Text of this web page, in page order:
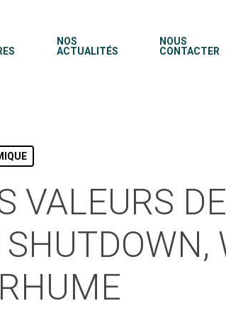
NOS
ACTUALITÉS
NOUS
CONTACTER
VALEURS